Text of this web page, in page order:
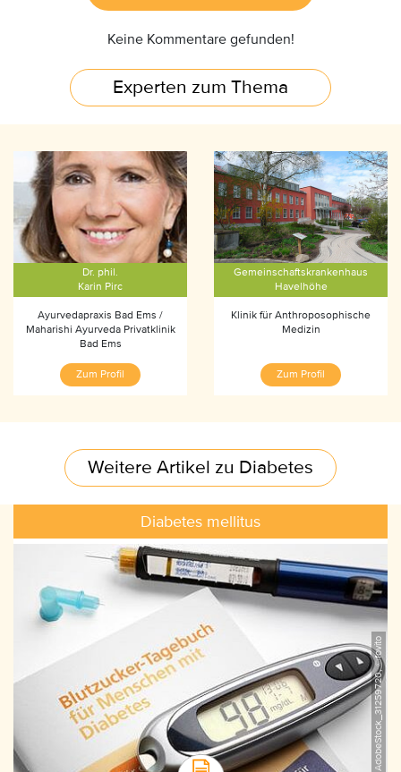
Keine Kommentare gefunden!
Experten zum Thema
Dr. phil.
Karin Pirc
Ayurvedapraxis Bad Ems /
Maharishi Ayurveda Privatklinik
Bad Ems
Zum Profil
Gemeinschaftskrankenhaus
Havelhöhe
Klinik für Anthroposophische
Medizin
Zum Profil
Weitere Artikel zu Diabetes
Diabetes mellitus
AdobeStock_31259720, ©fovito